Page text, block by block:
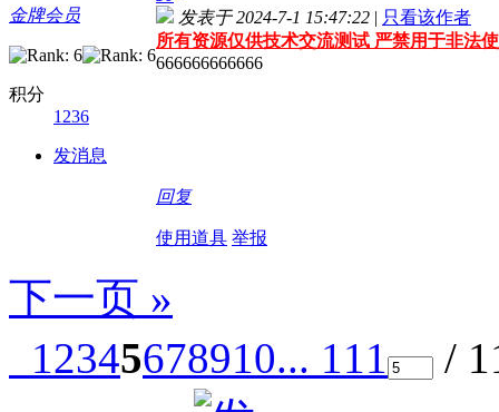
金牌会员
积分
1236
发消息
发表于 2024-7-1 15:47:22 | 只看该作者
所有资源仅供技术交流测试 严禁用于非法
666666666666
回复
使用道具 举报
下一页 »
12345678910... 111 /